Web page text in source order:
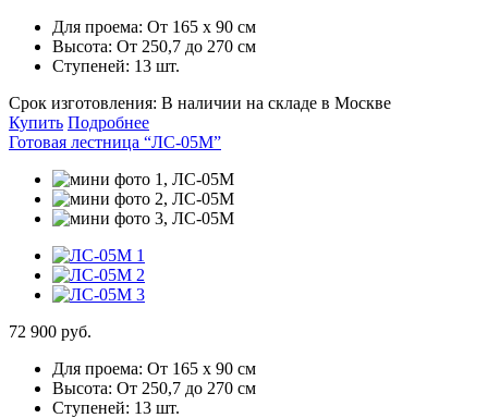
Для проема: От 165 х 90 см
Высота: От 250,7 до 270 см
Ступеней: 13 шт.
Срок изготовления: В наличии на складе в Москве
Купить Подробнее
Готовая лестница “ЛС-05М”
72 900 руб.
Для проема: От 165 х 90 см
Высота: От 250,7 до 270 см
Ступеней: 13 шт.